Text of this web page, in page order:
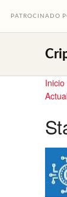
PATROCINADO
Inicio